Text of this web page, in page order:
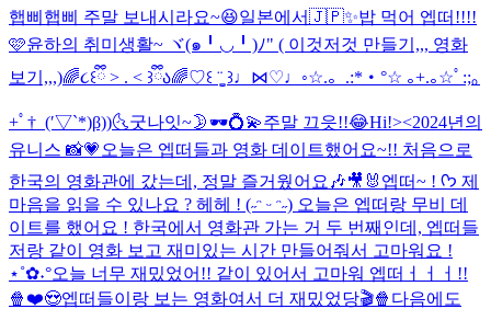
햅삐햅삐 주말 보내시라요~😆일본에서🇯🇵✨밥 먹어 엡떠!!!!
🩷윤하의 취미생활~ ヾ(๑╹◡╹)ﾉ" ( 이것저것 만들기,,, 영화
보기,,,)🌈૮꒰ྀི > . < ꒱ྀིა🌈♡꒰ ¨̮͚ ꒱♩⋈♡♩◦☆.。.:*・°☆ ｡+.｡☆ﾟ:;｡
+ﾟ†_(′▽`*)β))🌜굿나잇~🌛🕶️💍💫주말 끄읏!!😂Hi!><2024년의
유니스 📸💗 오늘은 엡떠들과 영화 데이트했어요~!! 처음으로
한국의 영화관에 갔는데, 정말 즐거웠어요🎶🎥🐰 엡떠~ ! ᡣ𐭩 제
마음을 읽을 수 있나요 ? 헤헤 ! (˶ᵔ ᵕ ᵔ˶) 오늘은 엡떠랑 무비 데
이트를 했어요 ! 한국에서 영화관 가는 거 두 번째인데, 엡떠들
저랑 같이 영화 보고 재미있는 시간 만들어줘서 고마워요 !
⋆˚✿˖°오늘 너무 재밌었어!! 같이 있어서 고마워 엡떠ㅓㅓㅓ!!
🍿❤️😍엡떠들이랑 보는 영화여서 더 재밌었당🎬🍿 다음에도